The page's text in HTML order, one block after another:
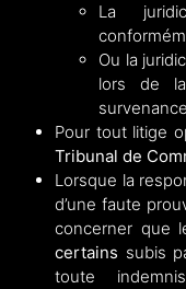
La
Ou la
lors de
Pour tout litige
Tribunal de
Lorsque la
d’une faute
concerner que
certains subis
toute